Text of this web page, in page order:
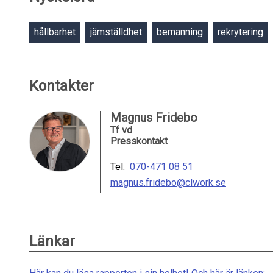
hållbarhet jämställdhet bemanning rekrytering
Kontakter
Magnus Fridebo
Tf vd
Presskontakt
Tel: 070-471 08 51
magnus.fridebo@clwork.se
Länkar